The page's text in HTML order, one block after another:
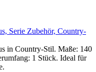
Serie Zubehör, Country-
in Country-Stil. Maße: 140
1 Stück. Ideal für